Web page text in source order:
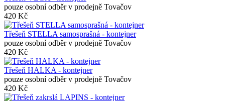
pouze osobní odběr v prodejně Tovačov
420 Kč
Třešeň STELLA samosprašná - kontejner
pouze osobní odběr v prodejně Tovačov
420 Kč
Třešeň HALKA - kontejner
pouze osobní odběr v prodejně Tovačov
420 Kč